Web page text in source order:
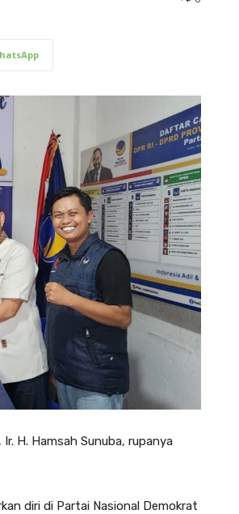
H. Hamsah Sunuba, rupanya
diri di Partai Nasional Demokrat